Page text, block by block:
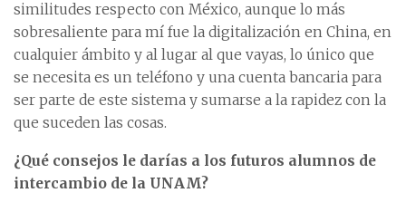
similitudes respecto con México, aunque lo más
sobresaliente para mí fue la digitalización en China, en
cualquier ámbito y al lugar al que vayas, lo único que
se necesita es un teléfono y una cuenta bancaria para
ser parte de este sistema y sumarse a la rapidez con la
que suceden las cosas.
¿Qué consejos le darías a los futuros alumnos de
intercambio de la UNAM?